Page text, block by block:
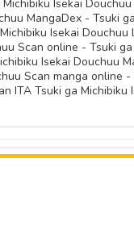
Isekai
MangaDex - Tsuki
Isekai
Scan online - Tsuki
Isekai Douchuu
Scan manga online
ITA Tsuki ga